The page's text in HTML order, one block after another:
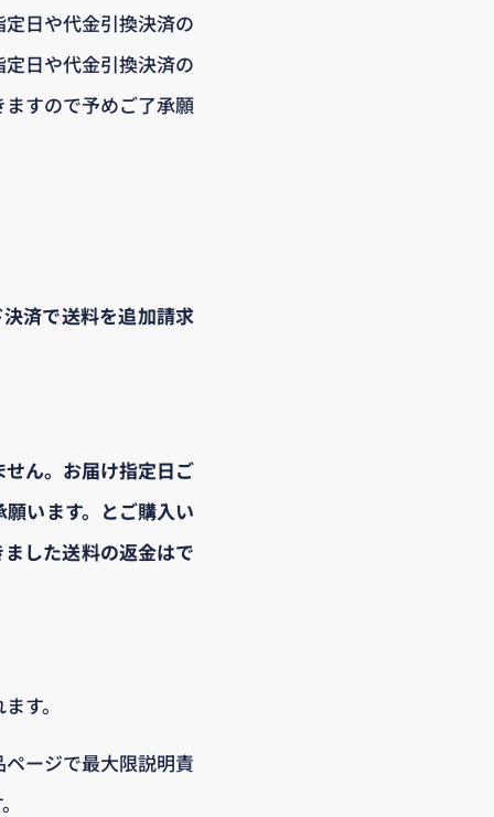
日や代金引換決済の
日や代金引換決済の
すので予めご了承願
済で送料を追加請求
ん。お届け指定日ご
います。とご購入い
した送料の返金はで
す。
ージで最大限説明責